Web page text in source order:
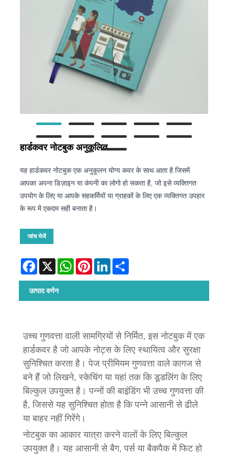
हार्डकवर नोटबुक अनुकूलित
यह हार्डकवर नोटबुक एक अनुकूलन योग्य कवर के साथ आता है जिसमें
आपका अपना डिज़ाइन या कंपनी का लोगो हो सकता है, जो इसे व्यक्तिगत
उपयोग के लिए या आपके सहकर्मियों या ग्राहकों के लिए एक व्यक्तिगत उपहार
के रूप में एकदम सही बनाता है।
जांच भेजें
Facebook
X WhatsAppPinterestLinkedIn
उत्पाद वर्णन
उच्च गुणवत्ता वाली सामग्रियों से निर्मित, इस नोटबुक में एक
हार्डकवर है जो आपके नोट्स के लिए स्थायित्व और सुरक्षा
सुनिश्चित करता है। पेज प्रीमियम गुणवत्ता वाले कागज से
बने हैं जो लिखने, स्केचिंग या यहां तक ​​कि डूडलिंग के लिए
बिल्कुल उपयुक्त है। पन्नों की बाइंडिंग भी उच्च गुणवत्ता की
है, जिससे यह सुनिश्चित होता है कि पन्ने आसानी से ढीले
या बाहर नहीं गिरेंगे।
नोटबुक का आकार यात्रा करने वालों के लिए बिल्कुल
उपयुक्त है। यह आसानी से बैग, पर्स या बैकपैक में फिट हो